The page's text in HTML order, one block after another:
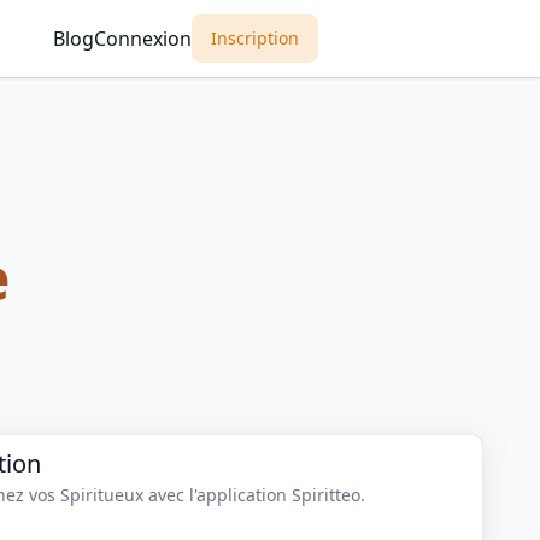
BlogConnexion Inscription
vos Spiritueux avec l'application Spiritteo.